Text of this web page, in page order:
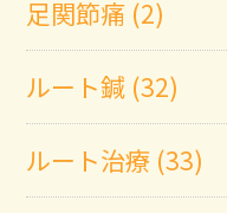
足関節痛 (2)
ルート鍼 (32)
ルート治療 (33)